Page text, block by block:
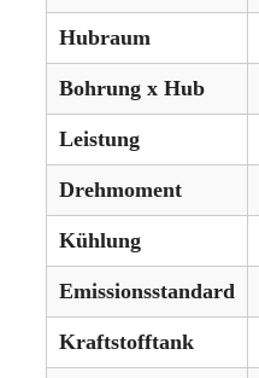
Hubraum
Bohrung x Hub
Leistung
Drehmoment
Kühlung
Emissionsstandard
Kraftstofftank